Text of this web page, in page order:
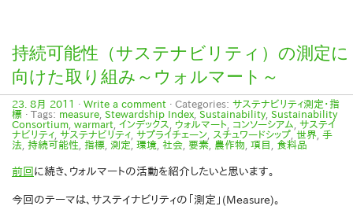
持続可能性（サステナビリティ）の測定に
向けた取り組み～ウォルマート～
23. 8月 2011 · Write a comment · Categories: サステナビリティ測定・指
標 · Tags: measure Stewardship Index Sustainability, Sustainability
Consortium warmart インデックス ウォルマート コンソーシアム
サステイ
ナビリティ サステナビリティ サプライチェーン スチュワードシップ 世界 手
法 持続可能性 指標 測定 環境 社会 要素 農作物 項目 食料品
前回 に続き、ウォルマートの活動を紹介したいと思います。
今回のテーマは、サステイナビリティの「測定」(Measure)。